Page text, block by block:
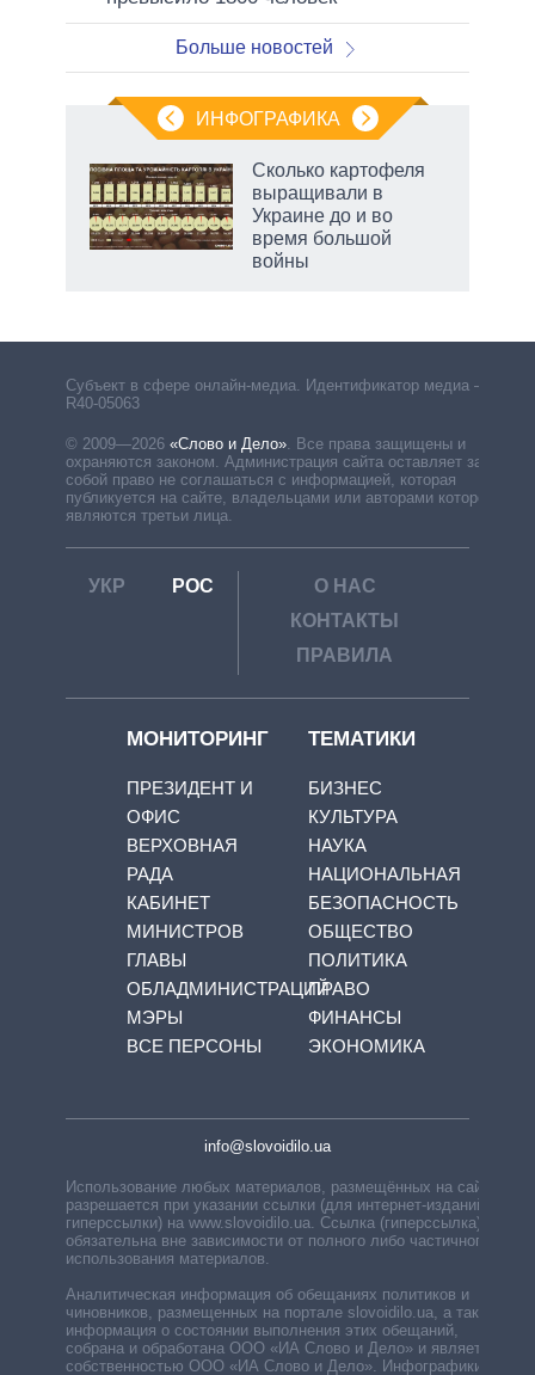
Больше новостей
ИНФОГРАФИКА
Сколько картофеля
выращивали в
Украине до и во
время большой
войны
Субъект в сфере онлайн-медиа. Идентификатор медиа –
R40-05063
© 2009—2026 «Слово и Дело»
Все права защищены и
охраняются законом. Администрация сайта оставляет за
собой право не соглашаться с информацией, которая
публикуется на сайте, владельцами или авторами которой
являются третьи лица.
УКР РОС
О НАС
КОНТАКТЫ
ПРАВИЛА
МОНИТОРИНГ
ПРЕЗИДЕНТ И
ОФИС
ВЕРХОВНАЯ
РАДА
КАБИНЕТ
МИНИСТРОВ
ГЛАВЫ
ОБЛАДМИНИСТРАЦИЙ
МЭРЫ
ВСЕ ПЕРСОНЫ
ТЕМАТИКИ
БИЗНЕС
КУЛЬТУРА
НАУКА
НАЦИОНАЛЬНАЯ
БЕЗОПАСНОСТЬ
ОБЩЕСТВО
ПОЛИТИКА
ПРАВО
ФИНАНСЫ
ЭКОНОМИКА
info@slovoidilo.ua
Использование любых материалов, размещённых на сайте,
разрешается при указании ссылки (для интернет-изданий —
гиперссылки) на www.slovoidilo.ua. Ссылка (гиперссылка)
обязательна вне зависимости от полного либо частичного
использования материалов.
Аналитическая информация об обещаниях политиков и
чиновников, размещенных на портале slovoidilo.ua, а также
информация о состоянии выполнения этих обещаний,
собрана и обработана ООО «ИА Слово и Дело» и является
собственностью ООО «ИА Слово и Дело». Инфографики,